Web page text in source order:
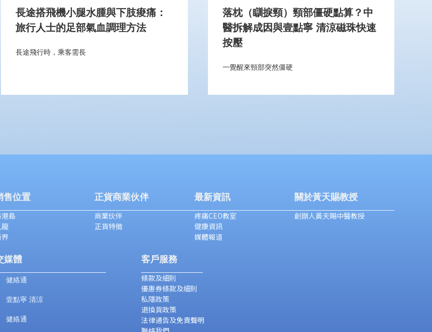
長途搭飛機小腿水腫與下肢痠痛：
旅行人士的足部氣血調理方法
長途飛行時，乘客需長
落枕（瞓捩頸）頸部僵硬點算？中
醫拆解成因與壹點寧 清涼磁珠快速
按壓
一覺醒來頸部突然僵硬
售位置
島
龍
正貨商業伙伴
商業伙伴
正貨特徵
最新資訊
疼痛CEO教室
健康資訊
媒體報道
關於黃天賜教授
創辦人黃天賜中醫教授
媒體
健絡通
壹點寧 清涼
健絡通
客戶服務
條款及細則
優惠券條款及細則
私隱政策
退換貨政策
法律通告及免責聲明